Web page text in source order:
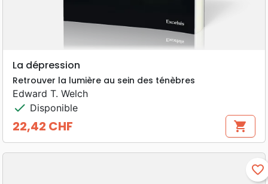
La dépression
Retrouver la lumière au sein des ténèbres
Edward T. Welch
check Disponible
Prix
22,42 CHF shopping_cart
favorite_border